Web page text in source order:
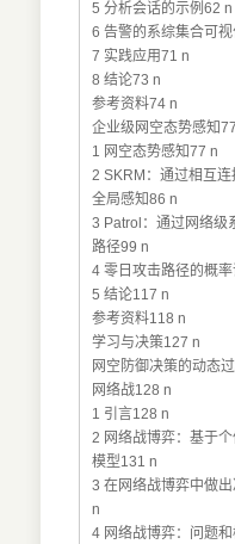
5 分析会话的示例62 n
6 告警的系综集合可
7 实践应用71 n
8 结论73 n
参考资料74 n
企业级网空态势感知
1 网空态势感知77 n
2 SKRM：通过相互
全局感知86 n
3 Patrol：通过网络级
路径99 n
4 零日攻击路径的概
5 结论117 n
参考资料118 n
学习与决策127 n
网空防御决策的动态
网络战128 n
1 引言128 n
2 网络战博弈：基于
模型131 n
3 在网络战博弈中做
n
4 网络战博弈：问题